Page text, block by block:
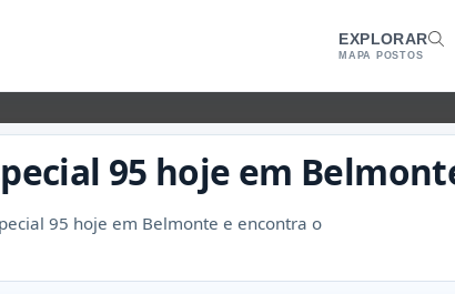
EXPLORAR
MAPA POSTOS
95 hoje em
95 hoje em Belmonte e encontra o